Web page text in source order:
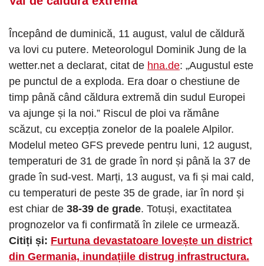
Începând de duminică, 11 august, valul de căldură
va lovi cu putere. Meteorologul Dominik Jung de la
wetter.net a declarat, citat de hna.de: „Augustul este
pe punctul de a exploda. Era doar o chestiune de
timp până când căldura extremă din sudul Europei
va ajunge și la noi.” Riscul de ploi va rămâne
scăzut, cu excepția zonelor de la poalele Alpilor.
Modelul meteo GFS prevede pentru luni, 12 august,
temperaturi de 31 de grade în nord și până la 37 de
grade în sud-vest. Marți, 13 august, va fi și mai cald,
cu temperaturi de peste 35 de grade, iar în nord și
est chiar de 38-39 de grade. Totuși, exactitatea
prognozelor va fi confirmată în zilele ce urmează.
Citiți și: Furtuna devastatoare lovește un district
din Germania, inundațiile distrug infrastructura.